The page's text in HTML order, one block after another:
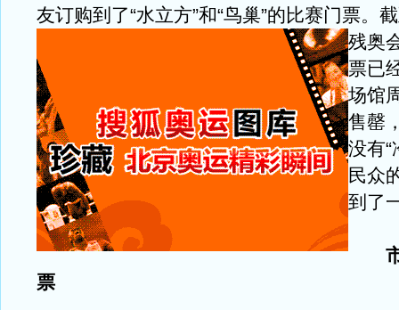
友订购到了“水立方”和“鸟巢”的比赛门票。
残奥
票已
场馆
售罄
没有“
民众
到了
票